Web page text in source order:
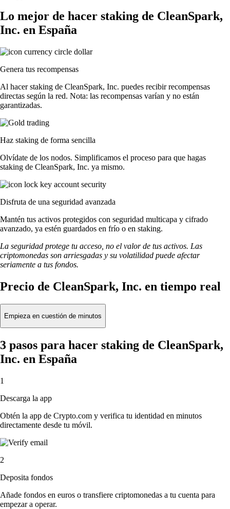
Lo mejor de hacer staking de CleanSpark,
Inc. en España
Genera tus recompensas
Al hacer staking de CleanSpark, Inc. puedes recibir recompensas
directas según la red. Nota: las recompensas varían y no están
garantizadas.
Haz staking de forma sencilla
Olvídate de los nodos. Simplificamos el proceso para que hagas
staking de CleanSpark, Inc. ya mismo.
Disfruta de una seguridad avanzada
Mantén tus activos protegidos con seguridad multicapa y cifrado
avanzado, ya estén guardados en frío o en staking.
La seguridad protege tu acceso, no el valor de tus activos. Las
criptomonedas son arriesgadas y su volatilidad puede afectar
seriamente a tus fondos.
Precio de CleanSpark, Inc. en tiempo real
Empieza en cuestión de minutos
3 pasos para hacer staking de CleanSpark,
Inc. en España
1
Descarga la app
Obtén la app de Crypto.com y verifica tu identidad en minutos
directamente desde tu móvil.
2
Deposita fondos
Añade fondos en euros o transfiere criptomonedas a tu cuenta para
empezar a operar.